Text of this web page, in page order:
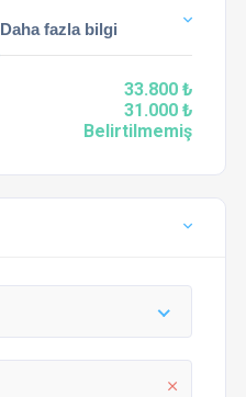
Daha fazla bilgi
33.800 ₺
31.000 ₺
Belirtilmemiş